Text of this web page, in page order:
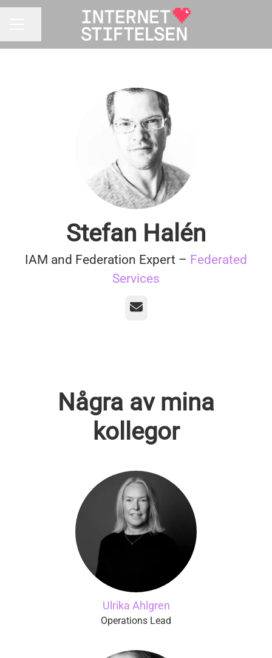
Stefan Halén
IAM and Federation Expert – Federated
Services
E-post
Några av mina
kollegor
Ulrika Ahlgren
Operations Lead